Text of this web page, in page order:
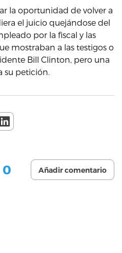
la oportunidad de volver a
el juicio quejándose del
por la fiscal y las
mostraban a las testigos o
Bill Clinton, pero una
su petición.
0 Añadir comentario